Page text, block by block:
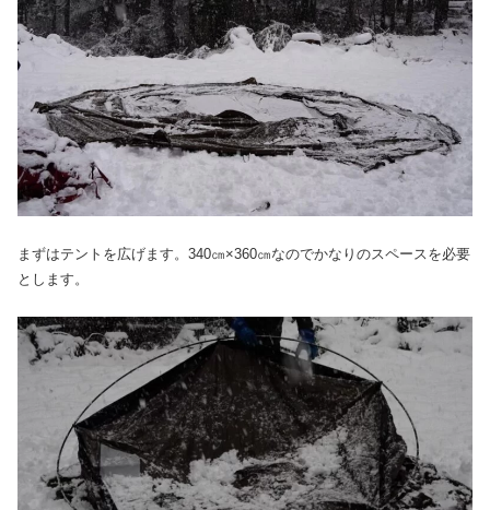
まずはテントを広げます。340㎝×360㎝なのでかなりのスペースを必要
とします。